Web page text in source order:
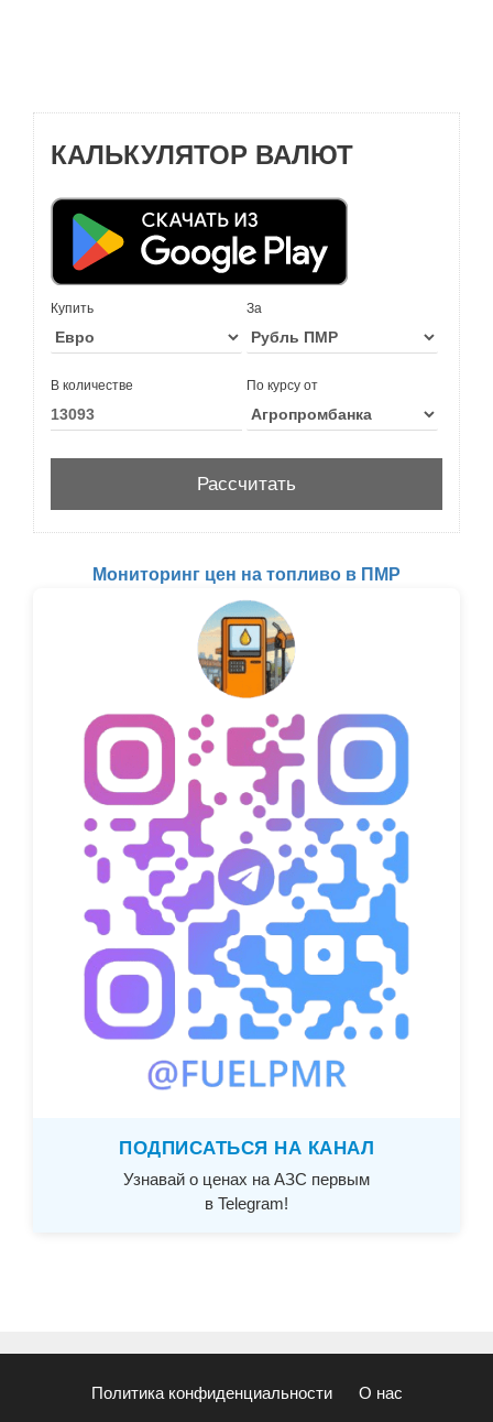
КАЛЬКУЛЯТОР ВАЛЮТ
Купить За
В количестве По курсу от
Мониторинг цен на топливо в ПМР
ПОДПИСАТЬСЯ НА КАНАЛ
Узнавай о ценах на АЗС первым
в Telegram!
Политика конфиденциальности О нас